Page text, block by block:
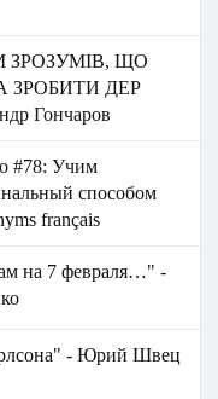
ЗРОЗУМІВ, ЩО
ДЕР
Гончаров
#78: Учим
способом
français
на 7 февраля…" -
- Юрий Швец